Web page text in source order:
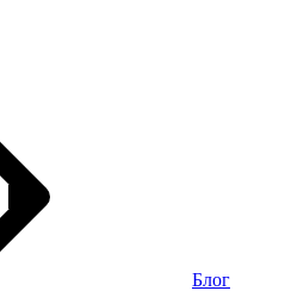
Блог